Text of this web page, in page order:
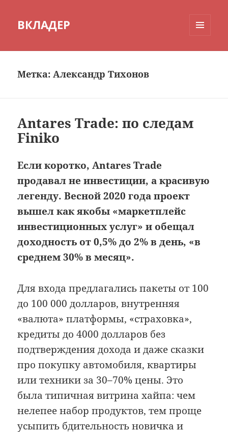
ВКЛАДЕР
Метка:Александр Тихонов
Antares Trade: по следам
Finiko
Если коротко, Antares Trade
продавал не инвестиции, а красивую
легенду. Весной 2020 года проект
вышел как якобы «маркетплейс
инвестиционных услуг» и обещал
доходность от 0,5% до 2% в день, «в
среднем 30% в месяц».
Для входа предлагались пакеты от 100
до 100 000 долларов, внутренняя
«валюта» платформы, «страховка»,
кредиты до 4000 долларов без
подтверждения дохода и даже сказки
про покупку автомобиля, квартиры
или техники за 30–70% цены. Это
была типичная витрина хайпа: чем
нелепее набор продуктов, тем проще
усыпить бдительность новичка и